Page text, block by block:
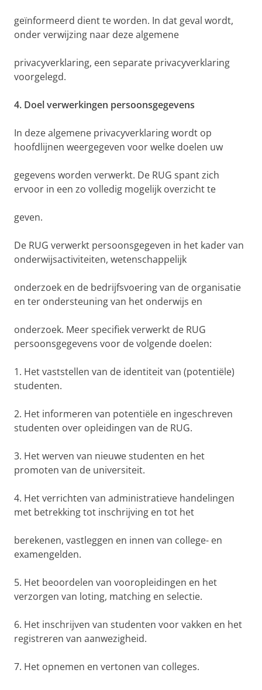
geïnformeerd dient te worden. In dat geval wordt,
onder verwijzing naar deze algemene
privacyverklaring, een separate privacyverklaring
voorgelegd.
4. Doel verwerkingen persoonsgegevens
In deze algemene privacyverklaring wordt op
hoofdlijnen weergegeven voor welke doelen uw
gegevens worden verwerkt. De RUG spant zich
ervoor in een zo volledig mogelijk overzicht te
geven.
De RUG verwerkt persoonsgegeven in het kader van
onderwijsactiviteiten, wetenschappelijk
onderzoek en de bedrijfsvoering van de organisatie
en ter ondersteuning van het onderwijs en
onderzoek. Meer specifiek verwerkt de RUG
persoonsgegevens voor de volgende doelen:
1. Het vaststellen van de identiteit van (potentiële)
studenten.
2. Het informeren van potentiële en ingeschreven
studenten over opleidingen van de RUG.
3. Het werven van nieuwe studenten en het
promoten van de universiteit.
4. Het verrichten van administratieve handelingen
met betrekking tot inschrijving en tot het
berekenen, vastleggen en innen van college- en
examengelden.
5. Het beoordelen van vooropleidingen en het
verzorgen van loting, matching en selectie.
6. Het inschrijven van studenten voor vakken en het
registreren van aanwezigheid.
7. Het opnemen en vertonen van colleges.